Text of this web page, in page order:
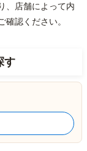
、店舗によって内
認ください。
す